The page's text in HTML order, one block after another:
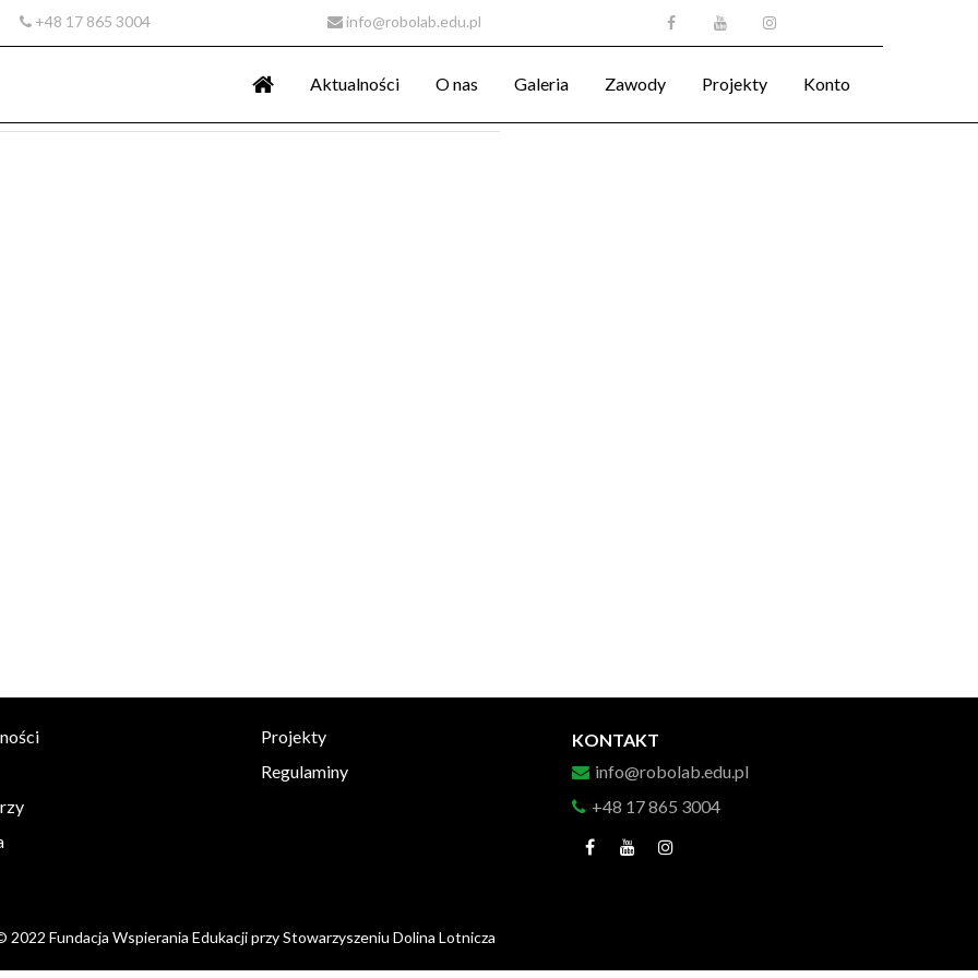
+48 17 865 3004 info@robolab.edu.pl
Aktualności O nas Galeria Zawody Projekty Konto
Projekty
Regulaminy
KONTAKT
info@robolab.edu.pl
+48 17 865 3004
2022 Fundacja Wspierania Edukacji przy Stowarzyszeniu Dolina Lotnicza